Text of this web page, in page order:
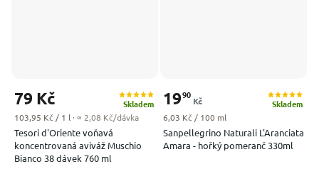
Tesori d'Oriente voňavá
koncentrovaná aviváž Muschio
Bianco 38 dávek 760 ml
Skladem
79 Kč
Měrná cena:
103,95 Kč / 1 l · ≈ 2,08 Kč/dávka
Sanpellegrino Naturali L'Aranciata
Amara - hořký pomeranč 330ml
Skladem
1990
Kč
Měrná cena:
6,03 Kč / 100 ml